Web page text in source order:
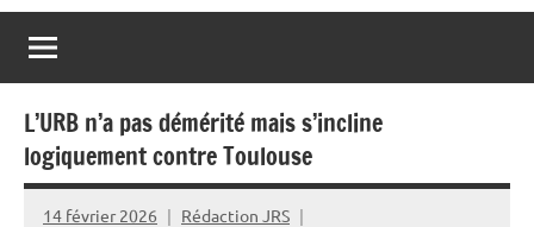
L’URB n’a pas démérité mais s’incline
logiquement contre Toulouse
14 février 2026 Rédaction JRS